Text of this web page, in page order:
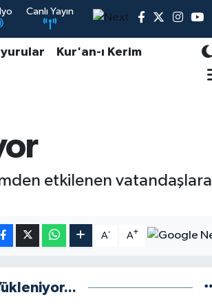
Canlı Yayın
Kur'an-ı Kerim
etkilenen vatandaşlara
A- A+